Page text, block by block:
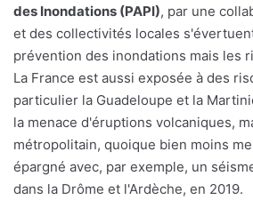
des Inondations (PAPI), par une
et des collectivités locales
prévention des inondations mais les
La France est aussi exposée à des
particulier la Guadeloupe et la
la menace d'éruptions volcaniques,
métropolitain, quoique bien moins
épargné avec, par exemple, un
dans la Drôme et l'Ardèche, en 2019.